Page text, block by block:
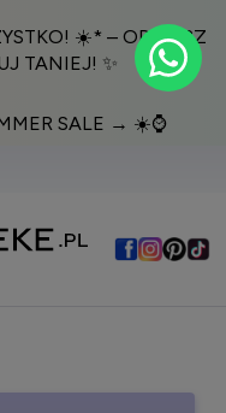
☀️* – ODBIERZ
TANIEJ! ✨
SALE → ☀️⌚️